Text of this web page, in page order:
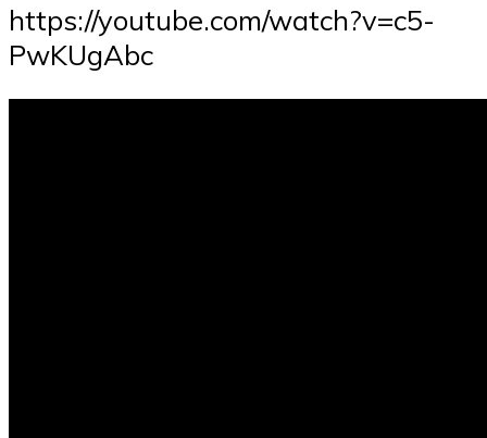
https://youtube.com/watch?v=c5-
PwKUgAbc